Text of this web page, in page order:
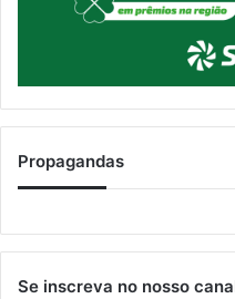
Propagandas
Se inscreva no nosso